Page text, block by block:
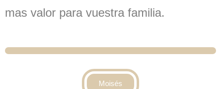
mas valor para vuestra familia.
Moisés